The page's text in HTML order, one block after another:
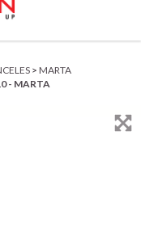
> MARTA
- MARTA